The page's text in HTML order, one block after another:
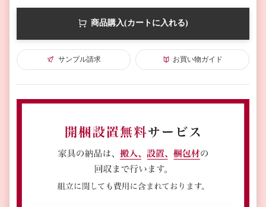
商品購入(カートに入れる)
サンプル請求 お買い物ガイド